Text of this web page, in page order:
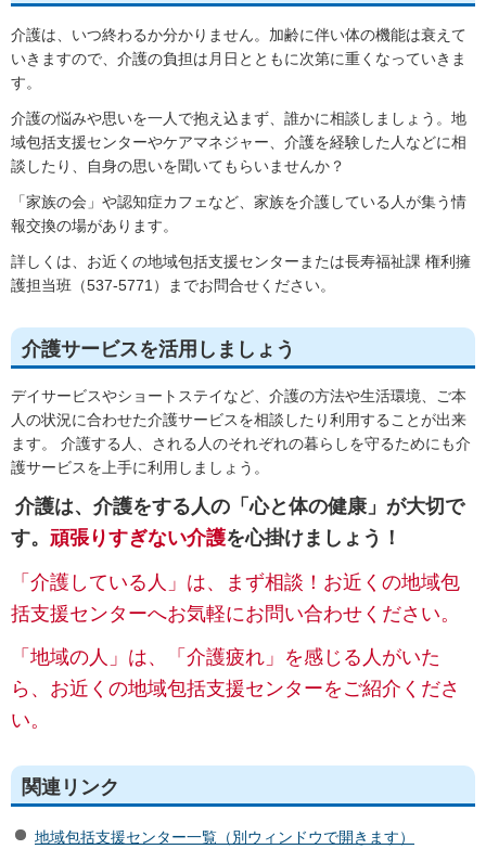
介護は、いつ終わるか分かりません。加齢に伴い体の機能は衰えて
いきますので、介護の負担は月日とともに次第に重くなっていきま
す。
介護の悩みや思いを一人で抱え込まず、誰かに相談しましょう。地
域包括支援センターやケアマネジャー、介護を経験した人などに相
談したり、自身の思いを聞いてもらいませんか？
「家族の会」や認知症カフェなど、家族を介護している人が集う情
報交換の場があります。
詳しくは、お近くの地域包括支援センターまたは長寿福祉課 権利擁
護担当班（537-5771）までお問合せください。
介護サービスを活用しましょう
デイサービスやショートステイなど、介護の方法や生活環境、ご本
人の状況に合わせた介護サービスを相談したり利用することが出来
ます。 介護する人、される人のそれぞれの暮らしを守るためにも介
護サービスを上手に利用しましょう。
介護は、介護をする人の「心と体の健康」が大切で
す。 頑張りすぎない介護を心掛けましょう！
「介護している人」は、まず相談！お近くの地域包
括支援センターへお気軽にお問い合わせください。
「地域の人」は、「介護疲れ」を感じる人がいた
ら、お近くの地域包括支援センターをご紹介くださ
い。
関連リンク
地域包括支援センター一覧（別ウィンドウで開きます）